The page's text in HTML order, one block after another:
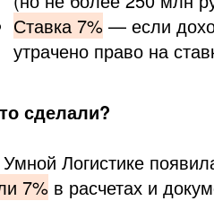
Ставка 7% — если
утрачено право на
сделали?
Логистике
7% в расчетах и